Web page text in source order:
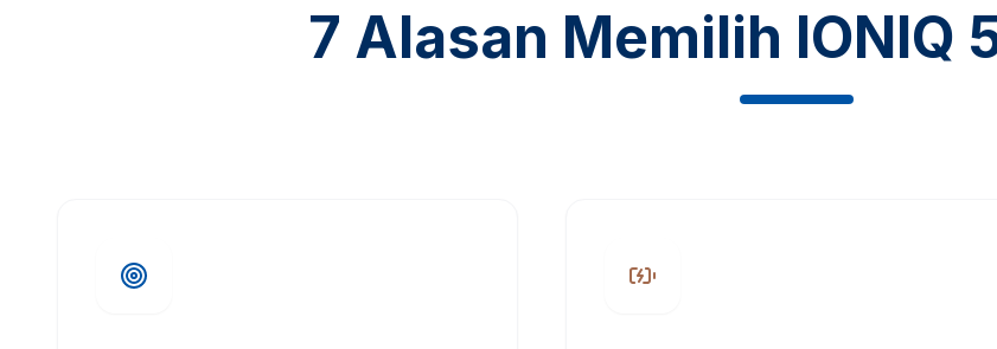
7 Alasan Memilih IONIQ